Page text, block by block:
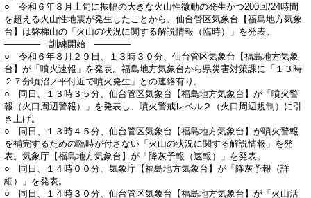
○ 令和６年８月上旬に振幅の大きな火山性微動の発生かつ200回/24時間
を超える火山性地震が発生したことから、仙台管区気象台【福島地方気象
台】は磐梯山の「火山の状況に関する解説情報（臨時）」を発表。
―――― 訓練開始 ――――
○ 令和６年８月２９日、１３時３０分、仙台管区気象台【福島地方気象
台】が「噴火速報」を発表。福島地方気象台から県災害対策課に「１３時
２７分頃沼ノ平付近で噴火発生」との連絡有り。
○ 同日、１３時３５分、仙台管区気象台【福島地方気象台】が「噴火警
報（火口周辺警報）」を発表し、噴火警戒レベル２（火口周辺規制）に引
き上げ。
○ 同日、１３時４５分、仙台管区気象台【福島地方気象台】が噴火警報
を補完するための臨時が付さない「火山の状況に関する解説情報」を発
表。気象庁【福島地方気象台】が「降灰予報（速報）」を発表。
○ 同日、１４時００分、気象庁【福島地方気象台】が「降灰予報（詳
細）」を発表。
○ 同日、１４時３０分、仙台管区気象台【福島地方気象台】が「火山活